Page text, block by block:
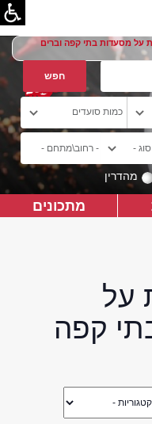
על מסעדות בתי קפה וברים
מהדרין
מתכונים
על
קפה